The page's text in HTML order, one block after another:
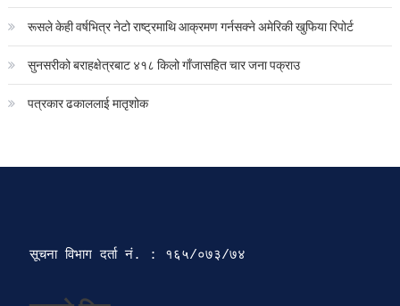
रूसले केही वर्षभित्र नेटो राष्ट्रमाथि आक्रमण गर्नसक्ने अमेरिकी खुफिया रिपोर्ट
सुनसरीको बराहक्षेत्रबाट ४१८ किलो गाँजासहित चार जना पक्राउ
पत्रकार ढकाललाई मातृशोक
सूचना विभाग दर्ता‍ नं. : १६५/०७३/७४